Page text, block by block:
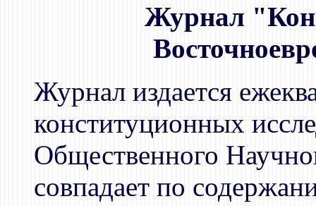
Журнал
Журнал издается
конституционных
Общественного
совпадает по